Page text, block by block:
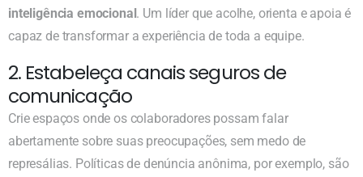
inteligência emocional . Um líder que acolhe, orienta e apoia é
capaz de transformar a experiência de toda a equipe.
2. Estabeleça canais seguros de
comunicação
Crie espaços onde os colaboradores possam falar
abertamente sobre suas preocupações, sem medo de
represálias. Políticas de denúncia anônima, por exemplo, são